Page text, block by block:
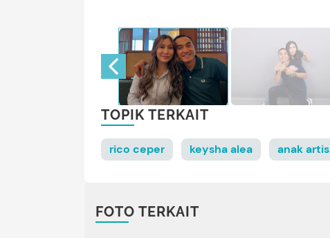
TOPIK TERKAIT
rico ceper keysha alea anak artis
FOTO TERKAIT